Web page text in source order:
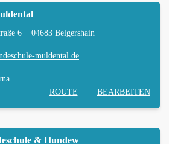
6 04683 Belgershain
muldental.de
ROUTE BEARBEITEN
& Hundew